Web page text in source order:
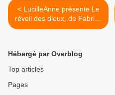
< LucilleAnne présente Le
réveil des dieux, de Fabrice
Colin
Hébergé par Overblog
Top articles
Pages